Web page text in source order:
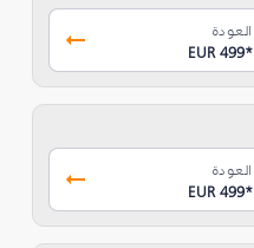
العودة
EUR 499*
العودة
EUR 499*